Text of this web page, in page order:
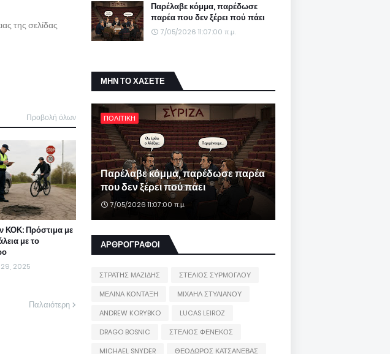
της σελίδας
Προβολή όλων
ΚΟΚ: Πρόστιμα με
με το
2025
Παλαιότερη
Παρέλαβε κόμμα, παρέδωσε
παρέα που δεν ξέρει πού πάει
7/05/2026 11:07:00 π.μ.
ΜΗΝ ΤΟ ΧΑΣΕΤΕ
ΠΟΛΙΤΙΚΗ
Παρέλαβε κόμμα, παρέδωσε παρέα
που δεν ξέρει πού πάει
7/05/2026 11:07:00 π.μ.
ΑΡΘΡΟΓΡΑΦΟΙ
ΣΤΡΑΤΗΣ ΜΑΖΙΔΗΣ
ΣΤΕΛΙΟΣ ΣΥΡΜΟΓΛΟΥ
ΜΕΛΙΝΑ ΚΟΝΤΑΞΗ
ΜΙΧΑΗΛ ΣΤΥΛΙΑΝΟΥ
ANDREW KORYBKO
LUCAS LEIROZ
DRAGO BOSNIC
ΣΤΕΛΙΟΣ ΦΕΝΕΚΟΣ
MICHAEL SNYDER
ΘΕΟΔΩΡΟΣ ΚΑΤΣΑΝΕΒΑΣ